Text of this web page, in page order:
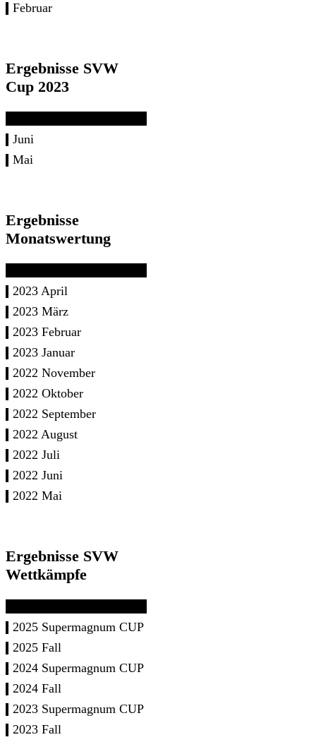
Februar
Ergebnisse SVW
Cup 2023
Juni
Mai
Ergebnisse
Monatswertung
2023 April
2023 März
2023 Februar
2023 Januar
2022 November
2022 Oktober
2022 September
2022 August
2022 Juli
2022 Juni
2022 Mai
Ergebnisse SVW
Wettkämpfe
2025 Supermagnum CUP
2025 Fall
2024 Supermagnum CUP
2024 Fall
2023 Supermagnum CUP
2023 Fall